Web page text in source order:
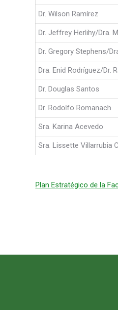
Dr. Wilson Ramírez
Dr. Jeffrey Herlihy/Dra.
Dr. Gregory Stephens/
Dra. Enid Rodríguez/Dr.
Dr. Douglas Santos
Dr. Rodolfo Romanach
Sra. Karina Acevedo
Sra. Lissette Villarrubia
Plan Estratégico de la